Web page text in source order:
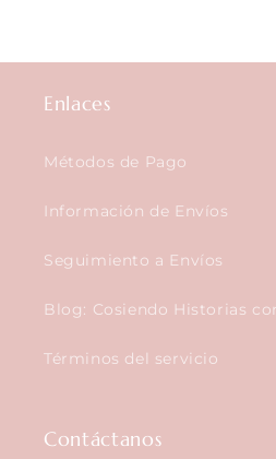
Enlaces
Métodos de Pago
Información de Envíos
Seguimiento a Envíos
Blog: Cosiendo Historias
Términos del servicio
Contáctanos